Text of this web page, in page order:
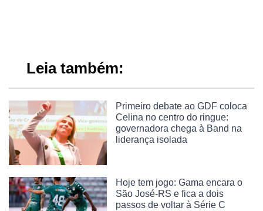
Leia também:
Primeiro debate ao GDF coloca
Celina no centro do ringue:
governadora chega à Band na
liderança isolada
Hoje tem jogo: Gama encara o
São José-RS e fica a dois
passos de voltar à Série C